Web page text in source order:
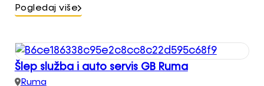
Pogledaj više
Šlep služba i auto servis GB Ruma
Ruma